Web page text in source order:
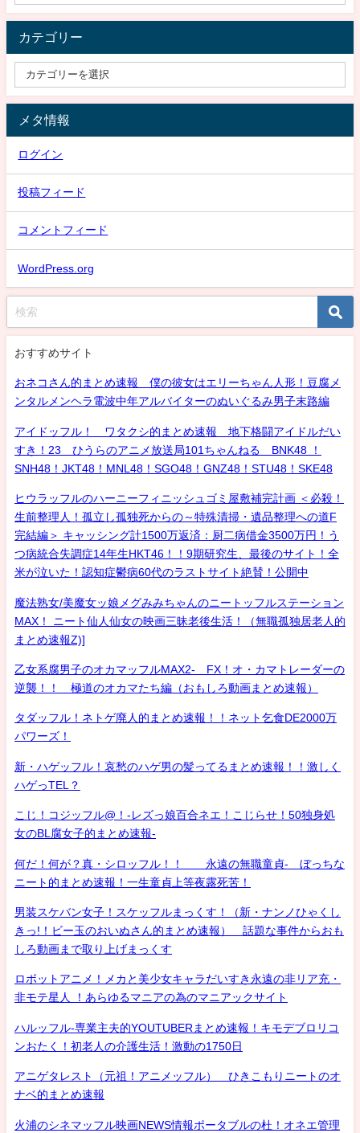
カテゴリー
メタ情報
ログイン
投稿フィード
コメントフィード
WordPress.org
おすすめサイト
おネコさん的まとめ速報 僕の彼女はエリーちゃん人形！豆腐メ
ンタルメンヘラ電波中年アルバイターのぬいぐるみ男子末路編
アイドッフル！ ワタクシ的まとめ速報 地下格闘アイドルだい
すき！23 ひうらのアニメ放送局101ちゃんねる BNK48 ！
SNH48！JKT48！MNL48！SGO48！GNZ48！STU48！SKE48
ヒウラッフルのハーニーフィニッシュゴミ屋敷補完計画 ＜必殺！
生前整理人！孤立し孤独死からの～特殊清掃・遺品整理への道F
完結編＞ キャッシング計1500万返済：厨二病借金3500万円！う
つ病統合失調症14年生HKT46！！9期研究生、最後のサイト！全
米が泣いた！認知症鬱病60代のラストサイト絶賛！公開中
魔法熟女/美魔女ッ娘メグみみちゃんのニートッフルステーション
MAX！ ニート仙人仙女の映画三昧老後生活！（無職孤独居老人的
まとめ速報Z)]
乙女系腐男子のオカマッフルMAX2- FX！オ・カマトレーダーの
逆襲！！ 極道のオカマたち編（おもしろ動画まとめ速報）
タダッフル！ネトゲ廃人的まとめ速報！！ネット乞食DE2000万
パワーズ！
新・ハゲッフル！哀愁のハゲ男の髪ってるまとめ速報！！激しく
ハゲっTEL？
こじ！コジッフル@！-レズっ娘百合ネエ！こじらせ！50独身処
女のBL腐女子的まとめ速報-
何だ！何が？真・シロッフル！！ 永遠の無職童貞- ぼっちな
ニート的まとめ速報！一生童貞上等夜露死苦！
男装スケバン女子！スケッフルまっくす！（新・ナンノひゃくし
きっ!！ビー玉のおいぬさん的まとめ速報） 話題な事件からおも
しろ動画まで取り上げまっくす
ロボットアニメ！メカと美少女キャラだいすき永遠の非リア充・
非モテ星人 ！あらゆるマニアの為のマニアックサイト
ハルッフル-専業主夫的YOUTUBERまとめ速報！キモデブロリコ
ンおたく！初老人の介護生活！激動の1750日
アニゲタレスト（元祖！アニメッフル） ひきこもりニートのオ
ナベ的まとめ速報
火浦のシネマッフル映画NEWS情報ポータブルの杜！オネエ管理